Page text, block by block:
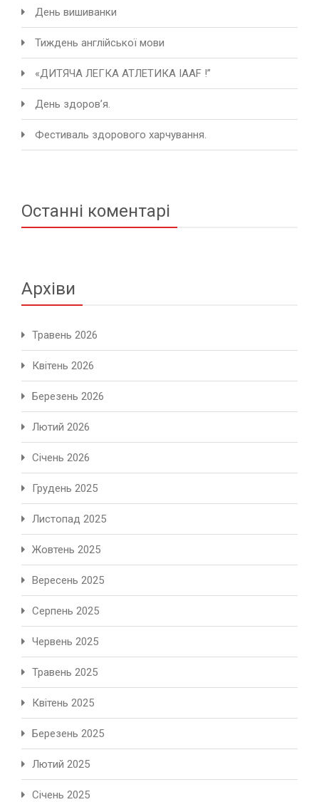
День вишиванки
Тиждень англійської мови
«ДИТЯЧА ЛЕГКА АТЛЕТИКА IAAF !”
День здоров’я.
Фестиваль здорового харчування.
Останні коментарі
Архіви
Травень 2026
Квітень 2026
Березень 2026
Лютий 2026
Січень 2026
Грудень 2025
Листопад 2025
Жовтень 2025
Вересень 2025
Серпень 2025
Червень 2025
Травень 2025
Квітень 2025
Березень 2025
Лютий 2025
Січень 2025